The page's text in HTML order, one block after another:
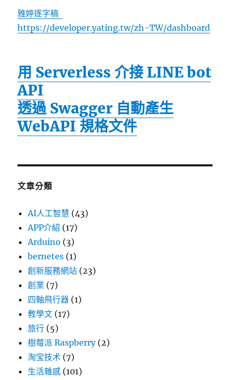
雅婷逐字稿
https://developer.yating.tw/zh-TW/dashboard
用 Serverless 介接 LINE bot
API
透過 Swagger 自動產生
WebAPI 規格文件
文章分類
AI人工智慧 (43)
APP介紹 (17)
Arduino (3)
bernetes (1)
創新服務網站 (23)
創業 (7)
四軸飛行器 (1)
教學文 (17)
旅行 (5)
樹莓派 Raspberry(2)
淘宝技术 (7)
生活雜感 (101)